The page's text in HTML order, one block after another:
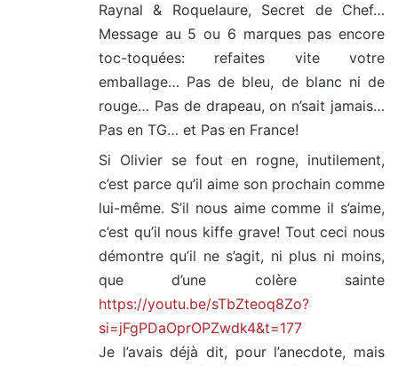
Raynal & Roquelaure, Secret de Chef…
Message au 5 ou 6 marques pas encore
toc-toquées: refaites vite votre
emballage… Pas de bleu, de blanc ni de
rouge… Pas de drapeau, on n’sait jamais…
Pas en TG… et Pas en France!
Si Olivier se fout en rogne, inutilement,
c’est parce qu’il aime son prochain comme
lui-même. S’il nous aime comme il s’aime,
c’est qu’il nous kiffe grave! Tout ceci nous
démontre qu’il ne s’agit, ni plus ni moins,
que d’une colère sainte
https://youtu.be/sTbZteoq8Zo?
si=jFgPDaOprOPZwdk4&t=177
Je l’avais déjà dit, pour l’anecdote, mais